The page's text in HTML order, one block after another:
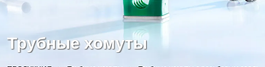
Трубные хомуты